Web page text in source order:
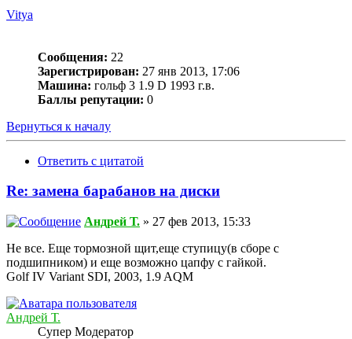
Vitya
Сообщения: 22
Зарегистрирован: 27 янв 2013, 17:06
Машина: гольф 3 1.9 D 1993 г.в.
Баллы репутации: 0
Вернуться к началу
Ответить с цитатой
Re: замена барабанов на диски
Андрей Т. » 27 фев 2013, 15:33
Не все. Еще тормозной щит,еще ступицу(в сборе с
подшипником) и еще возможно цапфу с гайкой.
Golf IV Variant SDI, 2003, 1.9 AQM
Андрей Т.
Супер Модератор